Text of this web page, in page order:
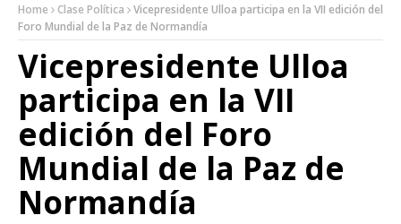
Home Clase Política
Vicepresidente Ulloa participa en la VII edición del
Foro Mundial de la Paz de Normandía
Vicepresidente Ulloa
participa en la VII
edición del Foro
Mundial de la Paz de
Normandía